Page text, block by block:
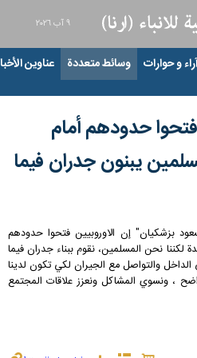
٩ آب ٢٠٢٦
و حوارات وسائط متعددة عناوين
حدودهم أمام
يبنون جدران فيما
بزشکیان" إن الاوروبيین فتحوا حدودهم
لكننا نحن المسلمین، نقوم ببناء جدران فيما
والتواصل مع الجيران لكي تكون لدينا
ونسوي المشاكل ونعزز علاقات المجتمع